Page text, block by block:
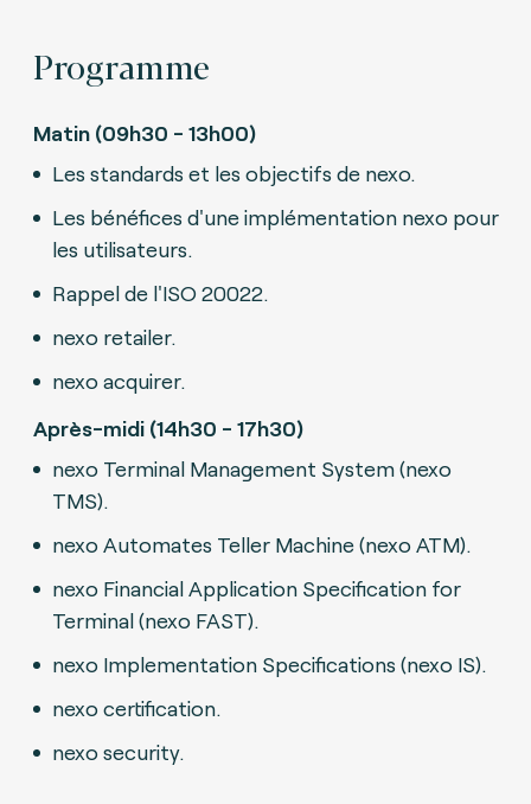
Programme
Matin (09h30 - 13h00)
Les standards et les objectifs de nexo.
Les bénéfices d'une implémentation nexo pour
les utilisateurs.
Rappel de l'ISO 20022.
nexo retailer.
nexo acquirer.
Après-midi (14h30 - 17h30)
nexo Terminal Management System (nexo
TMS).
nexo Automates Teller Machine (nexo ATM).
nexo Financial Application Specification for
Terminal (nexo FAST).
nexo Implementation Specifications (nexo IS).
nexo certification.
nexo security.